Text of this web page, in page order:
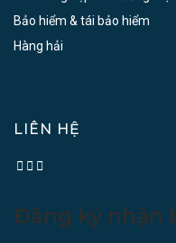
Bảo hiểm & tái bảo hiểm
Hàng hải
LIÊN HỆ
Đăng ký nhận